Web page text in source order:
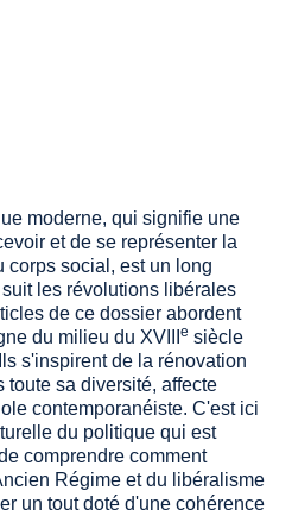
moderne, qui signifie une
et de se représenter la
corps social, est un long
les révolutions libérales
de ce dossier abordent
du milieu du XVIIIe siècle
s'inspirent de la rénovation
toute sa diversité, affecte
contemporanéiste. C'est ici
du politique qui est
comprendre comment
Régime et du libéralisme
un tout doté d'une cohérence